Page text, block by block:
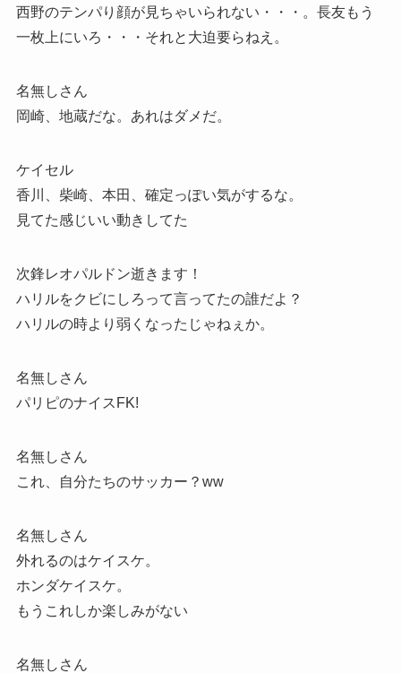
西野のテンパり顔が見ちゃいられない・・・。長友もう
一枚上にいろ・・・それと大迫要らねえ。
名無しさん
岡崎、地蔵だな。あれはダメだ。
ケイセル
香川、柴崎、本田、確定っぽい気がするな。
見てた感じいい動きしてた
次鋒レオパルドン逝きます！
ハリルをクビにしろって言ってたの誰だよ？
ハリルの時より弱くなったじゃねぇか。
名無しさん
パリピのナイスFK!
名無しさん
これ、自分たちのサッカー？ww
名無しさん
外れるのはケイスケ。
ホンダケイスケ。
もうこれしか楽しみがない
名無しさん